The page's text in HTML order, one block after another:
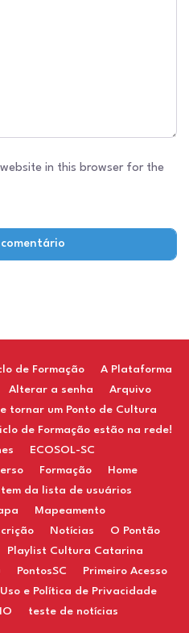
in this browser for the
de Formação
A Plataforma
Alterar a senha
Arquivo
tornar um Ponto de Cultura
de Formação estão na rede!
ECOSOL-SC
Formação
Home
da lista de usuários
Mapeamento
Notícias
O Pontão
Playlist Cultura Catarina
PontosSC
Primeiro Acesso
e Política de Privacidade
teste de notícias